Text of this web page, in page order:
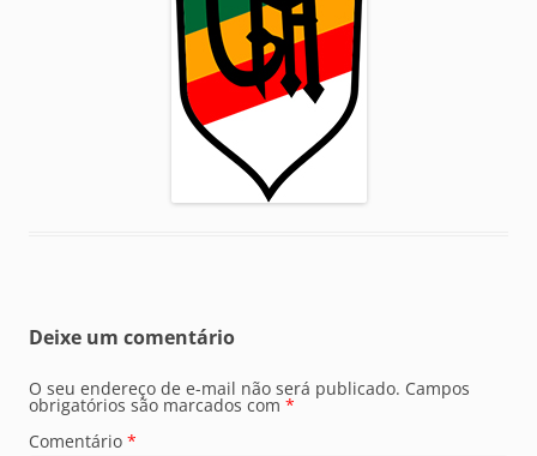
Deixe um comentário
O seu endereço de e-mail não será publicado. Campos
obrigatórios são marcados com *
Comentário *